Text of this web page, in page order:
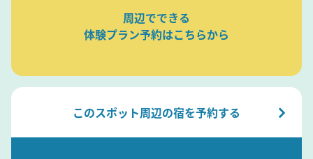
周辺でできる
体験プラン予約はこちらから
このスポット周辺の宿を予約する